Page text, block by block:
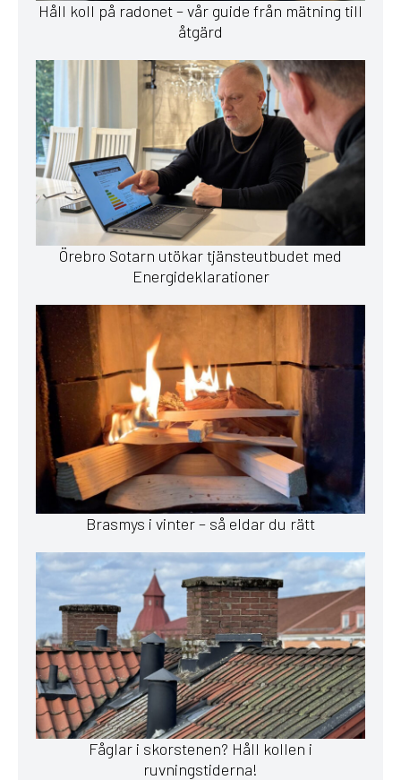
Håll koll på radonet – vår guide från mätning till
åtgärd
Örebro Sotarn utökar tjänsteutbudet med
Energideklarationer
Brasmys i vinter – så eldar du rätt
Fåglar i skorstenen? Håll kollen i
ruvningstiderna!